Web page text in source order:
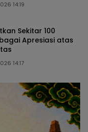
14:19
Sekitar 100
Apresiasi atas
14:17